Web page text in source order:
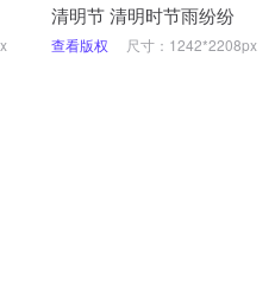
清明节 清明时节雨纷纷
查看版权 尺寸：1242*2208px